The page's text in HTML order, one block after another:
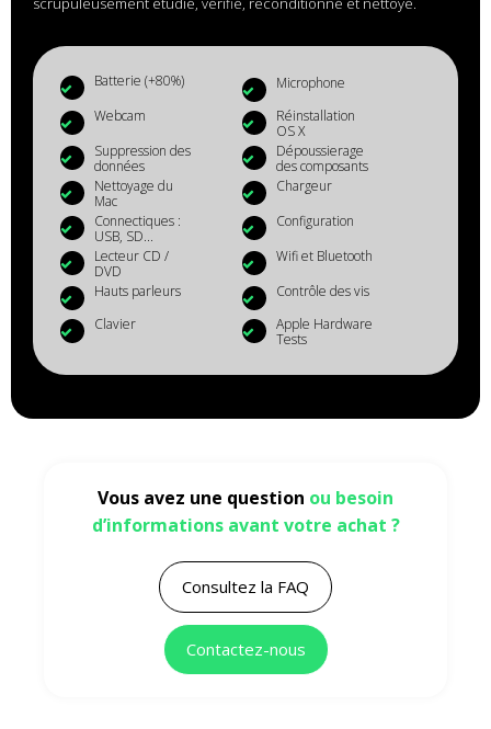
Batterie (+80%)
Microphone
Webcam
Réinstallation
OS X
Suppression des
données
Dépoussierage
des composants
Nettoyage du
Mac
Chargeur
Connectiques :
USB, SD...
Configuration
Lecteur CD /
DVD
Wifi et Bluetooth
Hauts parleurs
Contrôle des vis
Clavier
Apple Hardware
Tests
Vous avez une question ou besoin
d’informations avant votre achat ?
Consultez la FAQ
Contactez-nous